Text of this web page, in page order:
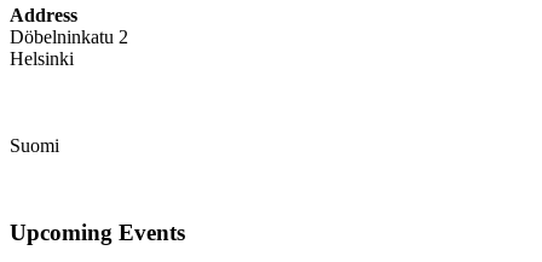
Address
Döbelninkatu 2
Helsinki
Suomi
Upcoming Events